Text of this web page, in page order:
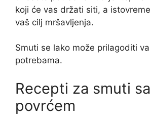
koji će vas držati siti, a
vaš cilj mršavljenja.
Smuti se lako može prilagoditi
potrebama.
Recepti za smuti
povrćem